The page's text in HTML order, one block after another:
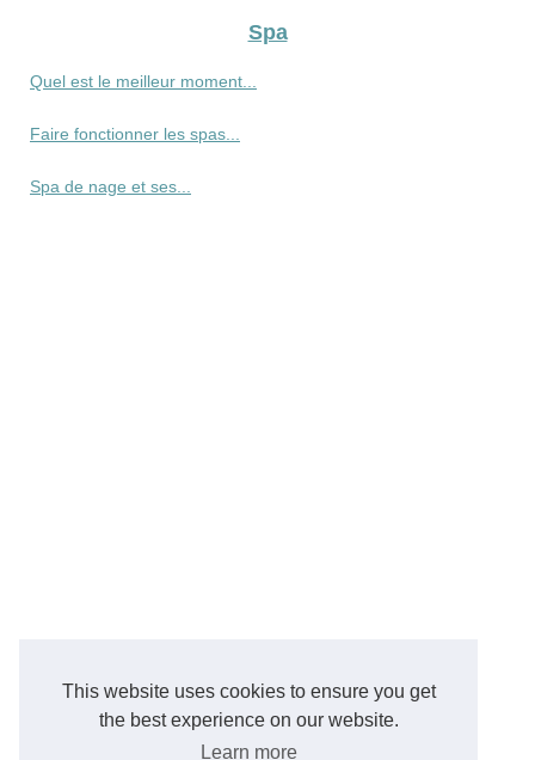
This website uses cookies to ensure you get
the best experience on our website.
Learn more
Spa
Quel est le meilleur moment...
Faire fonctionner les spas...
Spa de nage et ses...